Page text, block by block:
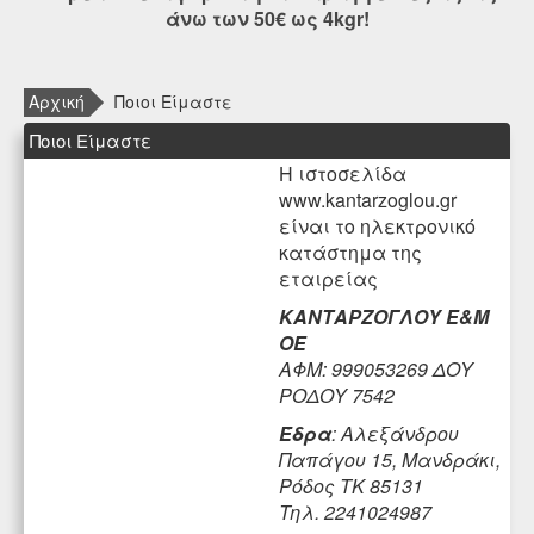
άνω των 50€ ως 4kgr!
Αρχική Ποιοι Είμαστε
Ποιοι Είμαστε
Η ιστοσελίδα
www.kantarzoglou.gr
είναι το ηλεκτρονικό
κατάστημα της
εταιρείας
ΚΑΝΤΑΡΖΟΓΛΟΥ Ε&Μ
ΟΕ
ΑΦΜ: 999053269ΔΟΥ
ΡΟΔΟΥ 7542
Έδρα:Αλεξάνδρου
Παπάγου 15, Μανδράκι,
Ρόδος ΤΚ 85131
Τηλ. 2241024987